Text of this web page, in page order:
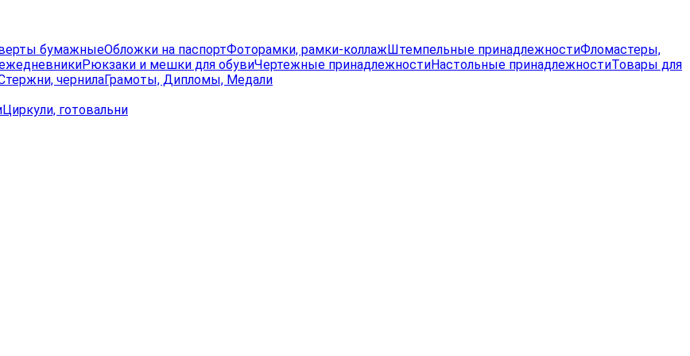
бумажныеОбложки на паспортФоторамки, рамки-коллажШтемпельные принадлежностиФломастеры,
Рюкзаки и мешки для обувиЧертежные принадлежностиНастольные принадлежностиТовары для
чернилаГрамоты, Дипломы, Медали
Циркули, готовальни